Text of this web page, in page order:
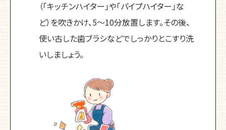
（「キッチンハイター」や「パイプハイター」な
ど）を吹きかけ、5〜10分放置します。その後、
使い古した歯ブラシなどでしっかりとこすり洗
いしましょう。